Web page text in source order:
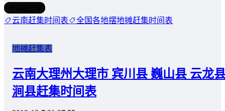
云南赶集时间表 全国各地摆地摊赶集时间表
地摊赶集表
云南大理州大理市 宾川县 巍山县 云龙
涧县赶集时间表